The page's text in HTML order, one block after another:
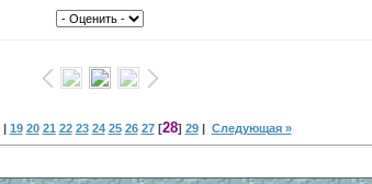
19 20 21 22 23 24 25 26 27[28] 29| Следующая »